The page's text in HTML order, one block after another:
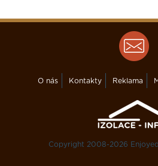
O nás Kontakty Reklama
Copyright 2008-2026